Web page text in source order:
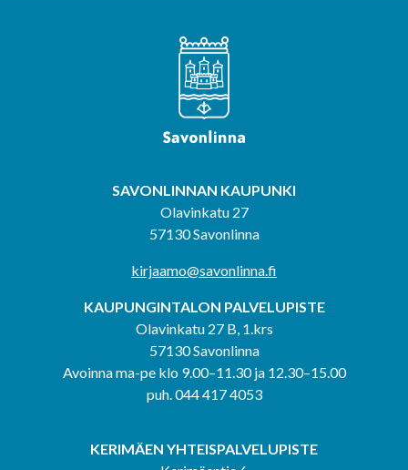
SAVONLINNAN KAUPUNKI
Olavinkatu 27
57130 Savonlinna
kirjaamo@savonlinna.fi
KAUPUNGINTALON PALVELUPISTE
Olavinkatu 27 B, 1.krs
57130 Savonlinna
Avoinna ma-pe klo 9.00–11.30 ja 12.30–15.00
puh. 044 417 4053
KERIMÄEN YHTEISPALVELUPISTE